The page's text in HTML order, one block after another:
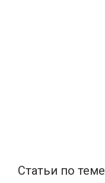
Статьи по теме